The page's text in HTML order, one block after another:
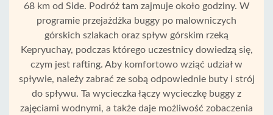
dookoła! Adrenalina była po prostu niesamowita!
Zatrzymaliśmy się również na kąpiel w górskiej rzece. Zapierało
dech w piersiach! Mój syn, sprytny chłopiec, siedział za
Potem znowu ruszyliśmy w dół górskiej rzeki. Wróciliśmy w to
samo miejsce, z którego wyruszyliśmy. Czekała na nas pyszna
kolacja, obejrzeliśmy film z naszej podróży, a wszyscy byli
szczęśliwi! Wieczorem, pełni niezapomnianych wrażeń,
wróciliśmy do hotelu. Ten dzień był dla nas tak pogodny i
68 km od Side. Podróż tam zajmuje około godziny. W
programie przejażdżka buggy po malowniczych
górskich szlakach oraz spływ górskim rzeką
Kepryuchay, podczas którego uczestnicy dowiedzą się,
czym jest rafting. Aby komfortowo wziąć udział w
spływie, należy zabrać ze sobą odpowiednie buty i strój
do spływu. Ta wycieczka łączy wycieczkę buggy z
zajęciami wodnymi, a także daje możliwość zobaczenia